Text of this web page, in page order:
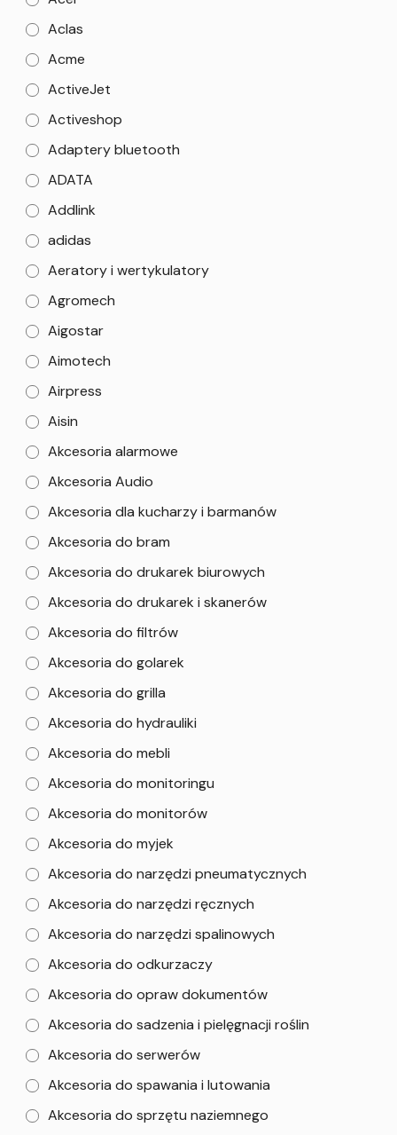
Aclas
Acme
ActiveJet
Activeshop
Adaptery bluetooth
ADATA
Addlink
adidas
Aeratory i wertykulatory
Agromech
Aigostar
Aimotech
Airpress
Aisin
Akcesoria alarmowe
Akcesoria Audio
Akcesoria dla kucharzy i barmanów
Akcesoria do bram
Akcesoria do drukarek biurowych
Akcesoria do drukarek i skanerów
Akcesoria do filtrów
Akcesoria do golarek
Akcesoria do grilla
Akcesoria do hydrauliki
Akcesoria do mebli
Akcesoria do monitoringu
Akcesoria do monitorów
Akcesoria do myjek
Akcesoria do narzędzi pneumatycznych
Akcesoria do narzędzi ręcznych
Akcesoria do narzędzi spalinowych
Akcesoria do odkurzaczy
Akcesoria do opraw dokumentów
Akcesoria do sadzenia i pielęgnacji roślin
Akcesoria do serwerów
Akcesoria do spawania i lutowania
Akcesoria do sprzętu naziemnego